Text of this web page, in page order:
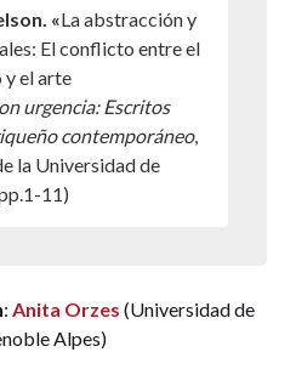
«La abstracción y
El conflicto entre el
el arte
urgencia: Escritos
contemporáneo,
la Universidad de
11)
: Anita Orzes (Universidad de
Alpes)